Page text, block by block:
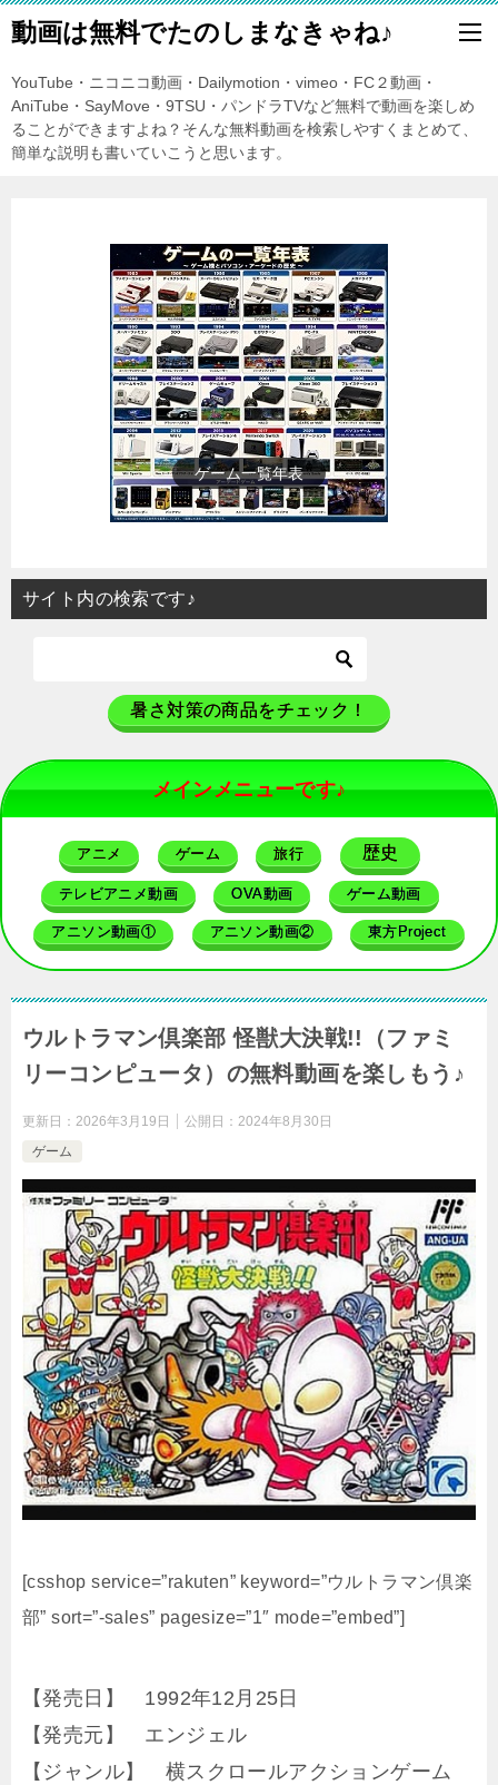
動画は無料でたのしまなきゃね♪
YouTube・ニコニコ動画・Dailymotion・vimeo・FC２動画・
AniTube・SayMove・9TSU・パンドラTVなど無料で動画を楽しめ
ることができますよね？そんな無料動画を検索しやすくまとめて、
簡単な説明も書いていこうと思います。
東方Projectの紹介
サイト内の検索です♪
暑さ対策の商品をチェック！
メインメニューです♪
アニメ ゲーム 旅行 歴史
テレビアニメ動画 OVA動画 ゲーム動画
アニソン動画① アニソン動画② 東方Project
ウルトラマン倶楽部 怪獣大決戦!!（ファミ
リーコンピュータ）の無料動画を楽しもう♪
更新日： 2026年3月19日 公開日： 2024年8月30日
ゲーム
[csshop service=”rakuten” keyword=”ウルトラマン倶楽
部” sort=”-sales” pagesize=”1″ mode=”embed”]
【発売日】 1992年12月25日
【発売元】 エンジェル
【ジャンル】 横スクロールアクションゲーム